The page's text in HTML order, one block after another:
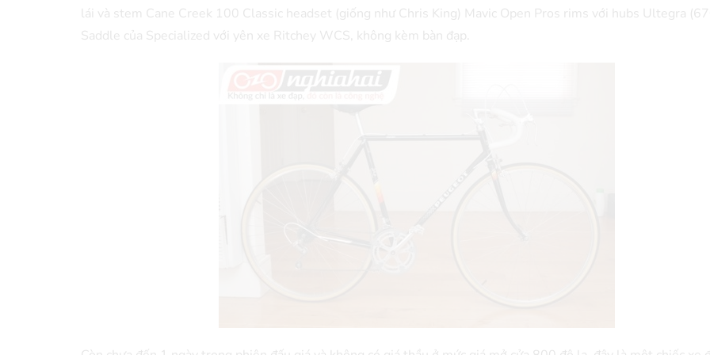
lái và stem Cane Creek 100 Classic headset (giống như Chris King) Mavic Open Pros rims với hubs Ultegra
Saddle của Specialized với yên xe Ritchey WCS, không kèm bàn đạp.